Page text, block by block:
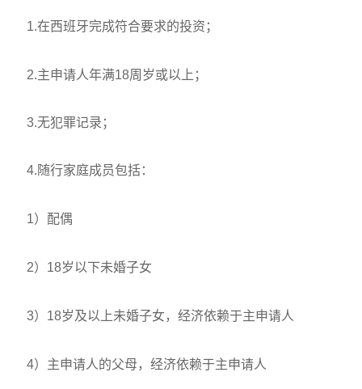
1.在西班牙完成符合要求的投资；
2.主申请人年满18周岁或以上；
3.无犯罪记录；
4.随行家庭成员包括：
1）配偶
2）18岁以下未婚子女
3）18岁及以上未婚子女，经济依赖于主申请人
4）主申请人的父母，经济依赖于主申请人